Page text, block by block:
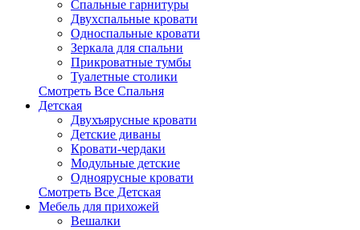
Спальные гарнитуры
Двухспальные кровати
Односпальные кровати
Зеркала для спальни
Прикроватные тумбы
Туалетные столики
Смотреть Все Спальня
Детская
Двухъярусные кровати
Детские диваны
Кровати-чердаки
Модульные детские
Одноярусные кровати
Смотреть Все Детская
Мебель для прихожей
Вешалки